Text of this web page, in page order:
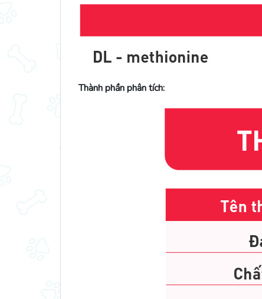
Thành phần phân tích: